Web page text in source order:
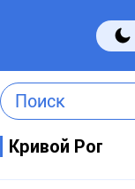
Поиск
Кривой Рог